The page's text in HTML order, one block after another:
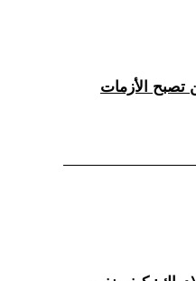
تصبح الأزمات